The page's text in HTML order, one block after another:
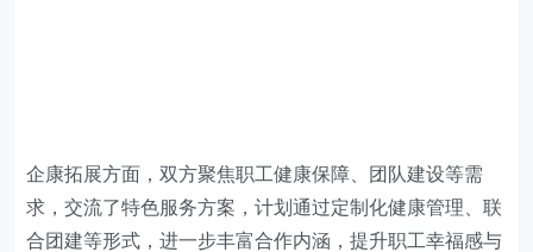
企康拓展方面，双方聚焦职工健康保障、团队建设等需
求，交流了特色服务方案，计划通过定制化健康管理、联
合团建等形式，进一步丰富合作内涵，提升职工幸福感与